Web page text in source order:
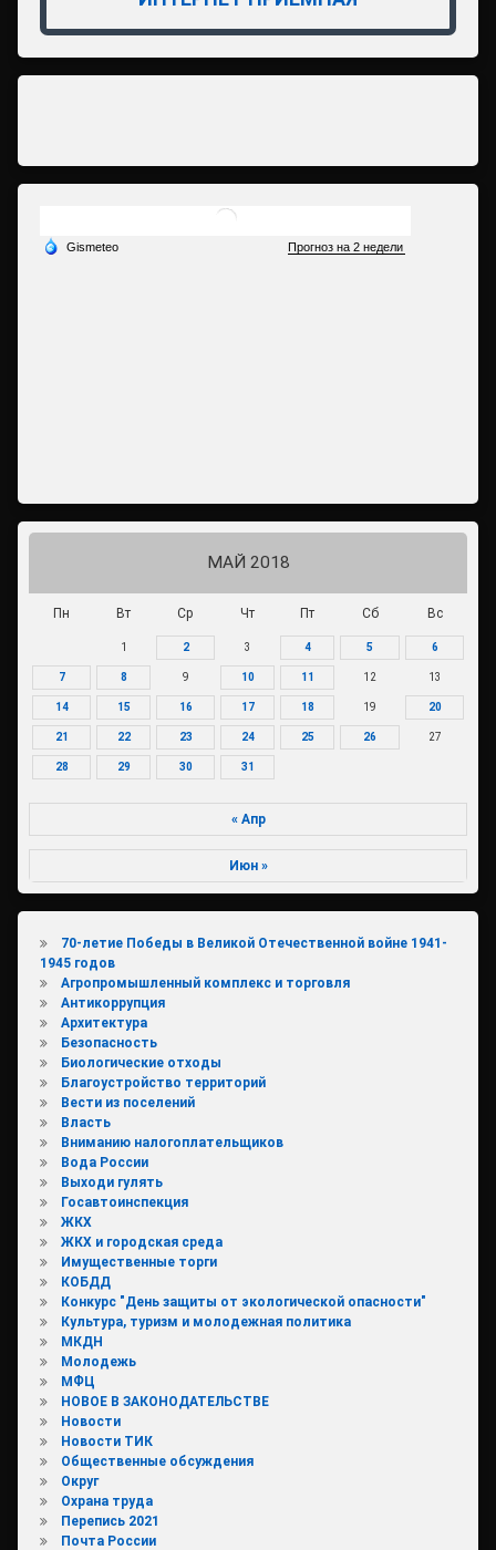
МАЙ 2018
Пн Вт Ср Чт Пт Сб Вс
1 2 3 4 5 6
7 8 9 10 11 12 13
14 15 16 17 18 19 20
21 22 23 24 25 26 27
28 29 30 31
« Апр
Июн »
70-летие Победы в Великой Отечественной войне 1941-
1945 годов
Агропромышленный комплекс и торговля
Антикоррупция
Архитектура
Безопасность
Биологические отходы
Благоустройство территорий
Вести из поселений
Власть
Вниманию налогоплательщиков
Вода России
Выходи гулять
Госавтоинспекция
ЖКХ
ЖКХ и городская среда
Имущественные торги
КОБДД
Конкурс "День защиты от экологической опасности"
Культура, туризм и молодежная политика
МКДН
Молодежь
МФЦ
НОВОЕ В ЗАКОНОДАТЕЛЬСТВЕ
Новости
Новости ТИК
Общественные обсуждения
Округ
Охрана труда
Перепись 2021
Почта России